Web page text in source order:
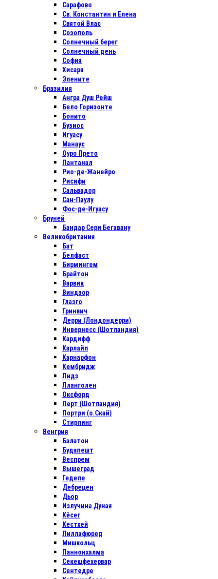
Сарафово
Св. Константин и Елена
Святой Влас
Созополь
Солнечный берег
Солнечный день
София
Хисаря
Элените
Бразилия
Ангра Душ Рейш
Бело Горизонте
Бонито
Бузиос
Игуасу
Манаус
Оуро Прето
Пантанал
Рио-де-Жанейро
Рисифи
Сальвадор
Сан-Паулу
Фос-де-Игуасу
Бруней
Бандар Сери Бегавану
Великобритания
Бат
Белфаст
Бирмингем
Брайтон
Варвик
Виндзор
Глазго
Гринвич
Дерри (Лондондерри)
Инвернесс (Шотландия)
Кардифф
Карлайл
Карнарфон
Кембридж
Лидз
Лланголен
Оксфорд
Перт (Шотландия)
Портри (о.Скай)
Стирлинг
Венгрия
Балатон
Будапешт
Веспрем
Вышеград
Геделе
Дебрецен
Дьор
Излучина Дуная
Кёсег
Кестхей
Лиллафюред
Мишкольц
Паннонхалма
Секешфехервар
Сентедре